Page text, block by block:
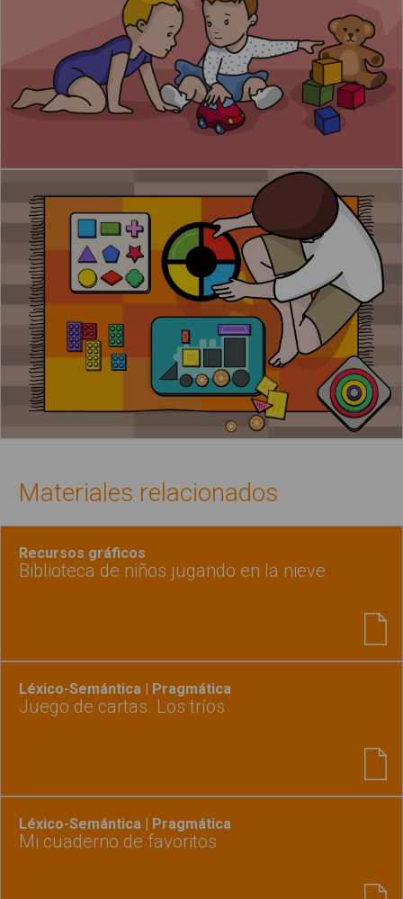
Materiales relacionados
Recursos gráficos
Biblioteca de niños jugando en la nieve
Léxico-Semántica | Pragmática
Juego de cartas. Los tríos
Léxico-Semántica | Pragmática
Mi cuaderno de favoritos